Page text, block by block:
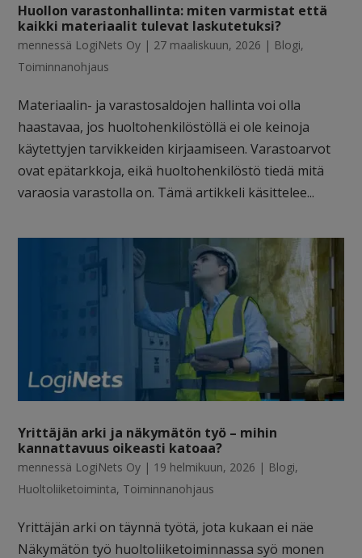
Huollon varastonhallinta: miten varmistat että
kaikki materiaalit tulevat laskutetuksi?
mennessä LogiNets Oy | 27 maaliskuun, 2026 | Blogi,
Toiminnanohjaus
Materiaalin- ja varastosaldojen hallinta voi olla
haastavaa, jos huoltohenkilöstöllä ei ole keinoja
käytettyjen tarvikkeiden kirjaamiseen. Varastoarvot
ovat epätarkkoja, eikä huoltohenkilöstö tiedä mitä
varaosia varastolla on. Tämä artikkeli käsittelee...
Yrittäjän arki ja näkymätön työ – mihin
kannattavuus oikeasti katoaa?
mennessä LogiNets Oy | 19 helmikuun, 2026 | Blogi,
Huoltoliiketoiminta, Toiminnanohjaus
Yrittäjän arki on täynnä työtä, jota kukaan ei näe
Näkymätön työ huoltoliiketoiminnassa syö monen